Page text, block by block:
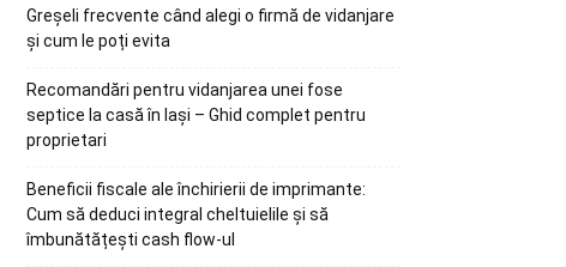
Greșeli frecvente când alegi o firmă de vidanjare
și cum le poți evita
Recomandări pentru vidanjarea unei fose
septice la casă în Iași – Ghid complet pentru
proprietari
Beneficii fiscale ale închirierii de imprimante:
Cum să deduci integral cheltuielile și să
îmbunătățești cash flow-ul